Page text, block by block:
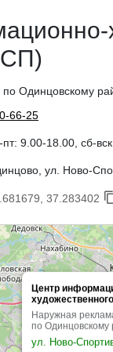
Одинцовскому
66-25
пт: 9.00-18.00, сб-
ул. Ново-
37.283402
Центр
Наружная
по Одинцовскому
ул. Ново-